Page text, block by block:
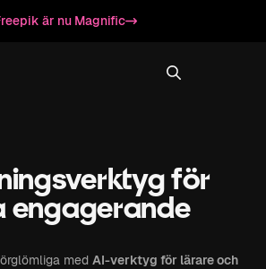
är nu Magnific
för
engagerande
med AI-verktyg för lärare och